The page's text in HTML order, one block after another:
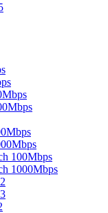
100Mbps
1000Mbps